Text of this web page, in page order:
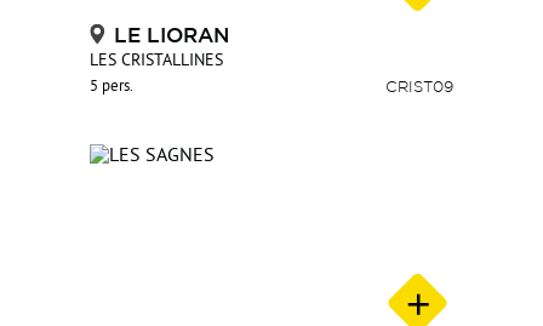
LE LIORAN
LES CRISTALLINES
5 pers. CRIST09